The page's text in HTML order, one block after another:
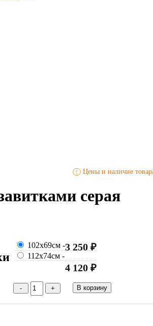
! Цены и наличие
серая
102х69см -3 250 ₽
112х74см -
4 120 ₽